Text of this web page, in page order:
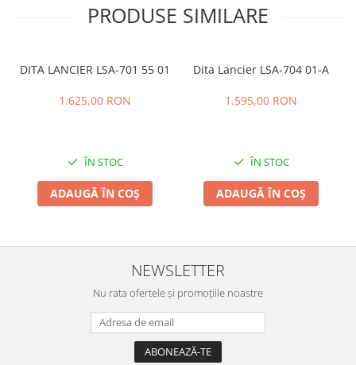
PRODUSE SIMILARE
DITA LANCIER LSA-701 55 01
1.625,00 RON
ÎN STOC
ADAUGĂ ÎN COȘ
Dita Lancier LSA-704 01-A
1.595,00 RON
ÎN STOC
ADAUGĂ ÎN COȘ
NEWSLETTER
Nu rata ofertele și promoțiile noastre